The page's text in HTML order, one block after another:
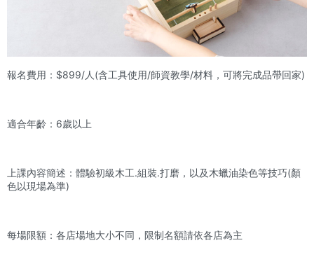
報名費用：$899/人(含工具使用/師資教學/材料，可將完成品帶回家)
適合年齡：6歲以上
上課內容簡述：體驗初級木工.組裝.打磨，以及木蠟油染色等技巧(顏
色以現場為準)
每場限額：各店場地大小不同，限制名額請依各店為主